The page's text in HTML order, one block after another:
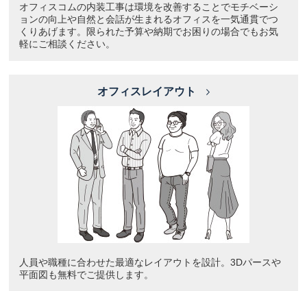
オフィスコムの内装工事は環境を改善することでモチベーシ
ョンの向上や自然と会話が生まれるオフィスを一気通貫でつ
くりあげます。限られた予算や納期でお困りの場合でもお気
軽にご相談ください。
オフィスレイアウト
人員や職種に合わせた最適なレイアウトを設計。3Dパースや
平面図も無料でご提供します。